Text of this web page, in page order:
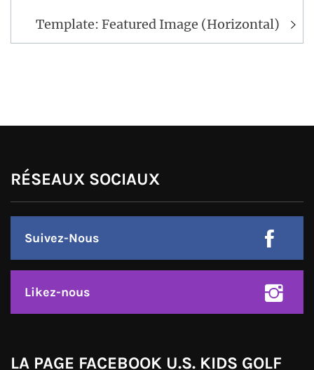
l’article
Template: Featured Image (Horizontal)
RÉSEAUX SOCIAUX
Suivez-Nous
Likez-nous
LA PAGE FACEBOOK U.S. KIDS GOLF